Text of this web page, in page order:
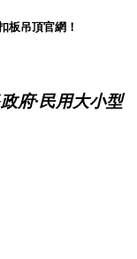
板吊頂官網！
府·民用大小型